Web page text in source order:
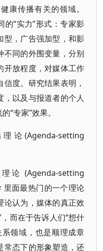
康传播有关的领域。
“实力”形式：专家影
型，广告强加型，和影
不同的外围变量，分别
开放程度，对媒体工作
度。研究结果表明，
以及与报道者的个人
“专家”效果。
论(Agenda-setting
论 (Agenda-setting
面最热门的一个理论
论认为，媒体的真正效
而在于告诉人们“想什
领域，也是顺理成章
常态下的形象塑造，还